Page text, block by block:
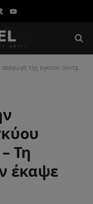
TumblrYouTube
συντρόφου του – Τη σκότωσε και την έκαψε
Τη
έκαψε